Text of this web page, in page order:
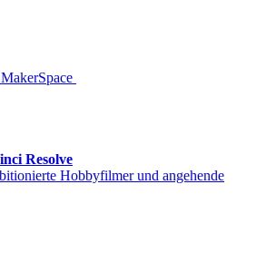
Resolve
Hobbyfilmer und angehende